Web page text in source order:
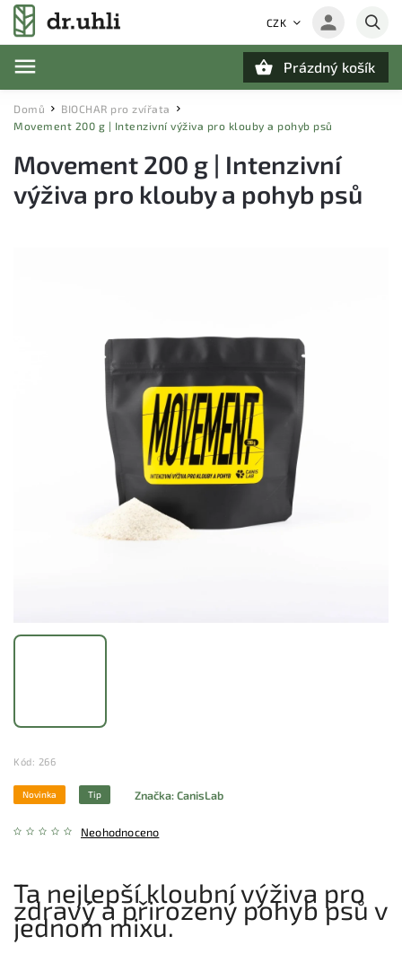
CZK
Prázdný košík
Domů / BIOCHAR pro zvířata
/
Movement 200 g | Intenzivní výživa pro klouby a pohyb psů
Movement 200 g | Intenzivní
výživa pro klouby a pohyb psů
Kód: 266
Novinka Tip
Neohodnoceno
Značka:CanisLab
Ta nejlepší kloubní výživa pro
zdravý a přirozený pohyb psů v
jednom mixu.